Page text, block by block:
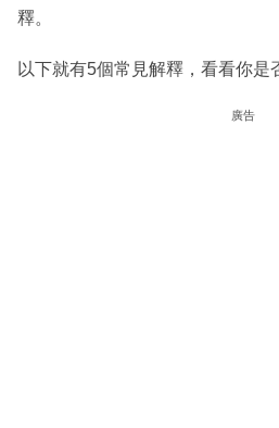
釋。
以下就有5個常見解釋，看看你是
廣告